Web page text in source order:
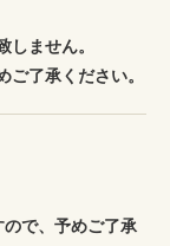
ません。
了承ください。
で、予めご了承